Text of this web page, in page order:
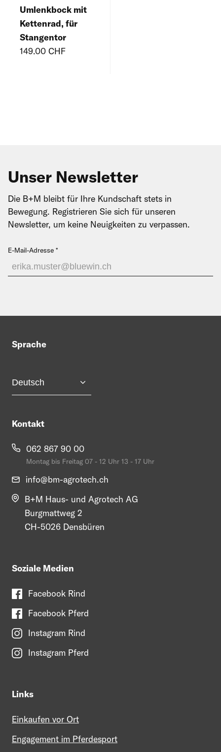
Umlenkbock mit
Kettenrad, für
Stangentor
149.00 CHF
Unser Newsletter
Die B+M bleibt für Ihre Kundschaft stets in
Bewegung. Registrieren Sie sich für unseren
Newsletter, um keine Neuigkeiten zu verpassen.
E-Mail-Adresse
Sprache
Kontakt
062 867 90 00
Montag bis Freitag 07 - 12 Uhr 13 - 17 Uhr
info@bm-agrotech.ch
B+M Haus- und Agrotech AG
Burgmattweg 2
CH-5026 Densbüren
Soziale Medien
Facebook Rind
Facebook Pferd
Instagram Rind
Instagram Pferd
Links
Einkaufen vor Ort
Engagement im Pferdesport